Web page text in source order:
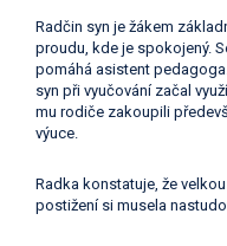
Radčin syn je žákem
proudu, kde je spokojený.
pomáhá asistent
syn při vyučování začal
mu rodiče zakoupili
výuce.
Radka konstatuje, že
postižení si musela